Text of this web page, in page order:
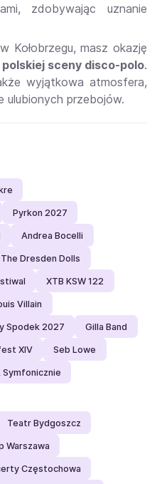
zdobywając uznanie
Kołobrzegu, masz okazję
polskiej sceny disco-polo.
wyjątkowa atmosfera,
ulubionych przebojów.
Pyrkon 2027
Andrea Bocelli
The Dresden Dolls
XTB KSW 122
Villain
Spodek 2027 Gilla Band
XIV Seb Lowe
Symfonicznie
Teatr Bydgoszcz
Warszawa
Częstochowa